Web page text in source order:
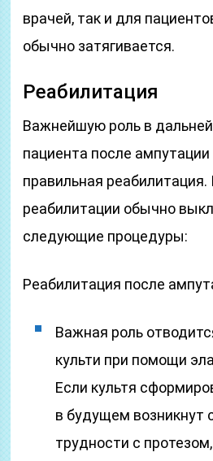
врачей, так и для
обычно затягивается.
Реабилитация
Важнейшую роль в
пациента после ампутации
правильная
реабилитации обычно
следующие процедуры:
Реабилитация после
Важная роль
культи при помощи
Если культя
в будущем возникнут
трудности с